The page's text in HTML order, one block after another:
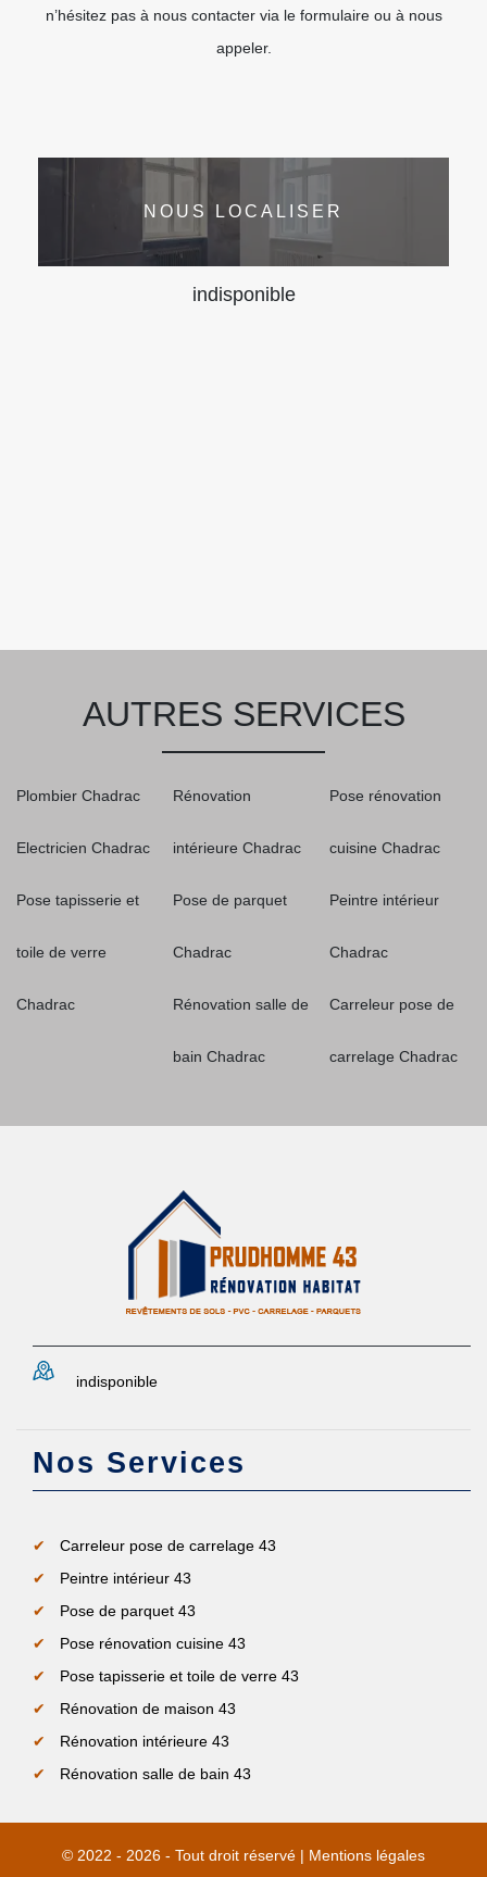
n’hésitez pas à nous contacter via le formulaire ou à nous
appeler.
NOUS LOCALISER
indisponible
AUTRES SERVICES
Plombier Chadrac
Electricien Chadrac
Pose tapisserie et
toile de verre
Chadrac
Rénovation
intérieure Chadrac
Pose de parquet
Chadrac
Rénovation salle de
bain Chadrac
Pose rénovation
cuisine Chadrac
Peintre intérieur
Chadrac
Carreleur pose de
carrelage Chadrac
indisponible
Nos Services
Carreleur pose de carrelage 43
Peintre intérieur 43
Pose de parquet 43
Pose rénovation cuisine 43
Pose tapisserie et toile de verre 43
Rénovation de maison 43
Rénovation intérieure 43
Rénovation salle de bain 43
© 2022 - 2026 - Tout droit réservé | Mentions légales